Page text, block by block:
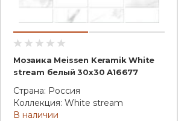
Мозаика Meissen Keramik White
stream белый 30x30 A16677
Страна: Россия
Коллекция: White stream
В наличии